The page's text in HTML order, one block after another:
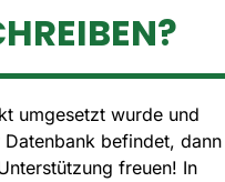
umgesetzt wurde und
befindet, dann
freuen! In